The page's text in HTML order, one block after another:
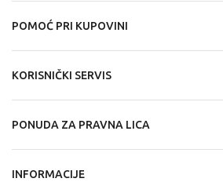
POMOĆ PRI KUPOVINI
KORISNIČKI SERVIS
PONUDA ZA PRAVNA LICA
INFORMACIJE